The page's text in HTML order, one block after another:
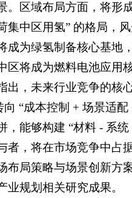
。区域布局方面，将形
集中区用氢” 的格局，
成为绿氢制备核心基地
区将成为燃料电池应用
出，未来行业竞争的核
向 “成本控制 + 场景适配
，能够构建 “材料 - 系统
者，将在市场竞争中占
布局策略与场景创新方
业规划相关研究成果。